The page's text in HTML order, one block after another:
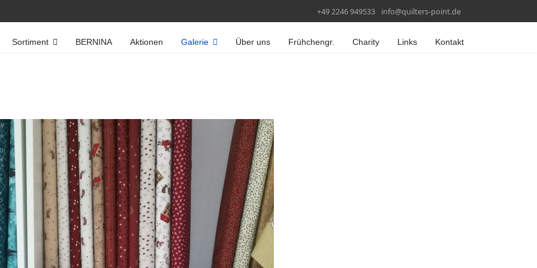
+49 2246 949533 info@quilters-point.de
Sortiment BERNINA Aktionen Galerie Über uns Frühchengr. Charity Links Kontakt